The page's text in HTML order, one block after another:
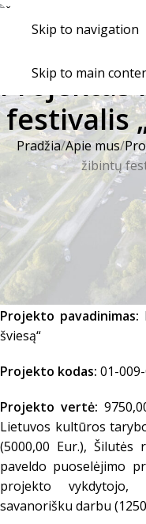
Skip to navigation
Skip to main
Projektas
festivalis
Pradžia Apie mus
žibintų
Projekto vykdytojas:
Partneriai: Šilutės
ekspozicija,
seniūnija, Šv.
viešosios bibliotekos
Projekto pavadinimas:
šviesą“
Projekto kodas: 01-
Projekto vertė:
Lietuvos kultūros
(5000,00 Eur.),
paveldo puoselėjimo
projekto vykdytojo,
savanorišku darbu